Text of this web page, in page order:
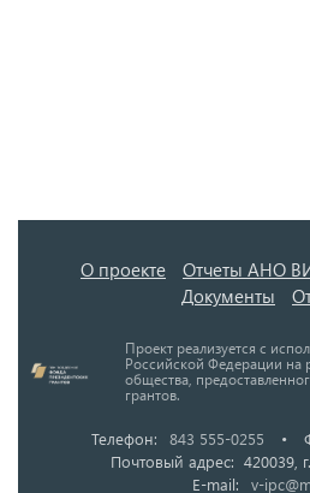
О проекте Отчеты АНО
Документы
Проект реализуется с
Российской Федерации на
общества,
грантов.
Телефон: 843 555-0255 •
Почтовый адрес: 420039,
E-mail:
v-